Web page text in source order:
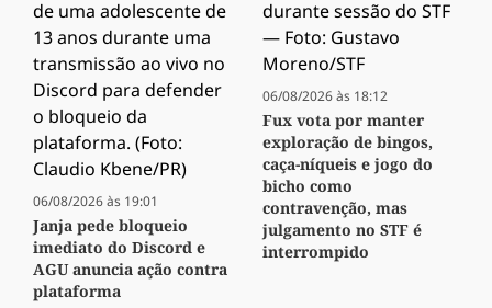
06/08/2026 às 19:01
Janja pede bloqueio
imediato do Discord e
AGU anuncia ação contra
plataforma
06/08/2026 às 18:12
Fux vota por manter
exploração de bingos,
caça-níqueis e jogo do
bicho como
contravenção, mas
julgamento no STF é
interrompido